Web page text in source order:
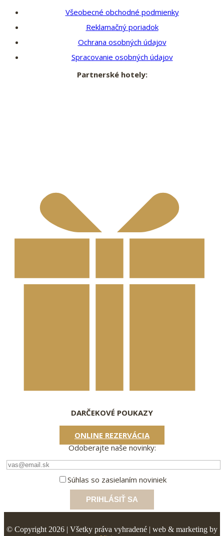
Všeobecné obchodné podmienky
Reklamačný poriadok
Ochrana osobných údajov
Spracovanie osobných údajov
Partnerské hotely:
DARČEKOVÉ POUKAZY
ONLINE REZERVÁCIA
Odoberajte naše novinky:
Súhlas so zasielaním noviniek
© Copyright 2026 | Všetky práva vyhradené | web & marketing by